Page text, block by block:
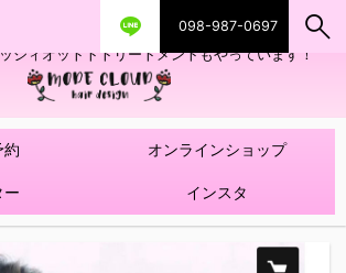
098-987-0697
質改善トリートメントやハイライトを使ったデザ
ジィオットトトリートメントもやっています！
約 オンラインショップ
ー インスタ